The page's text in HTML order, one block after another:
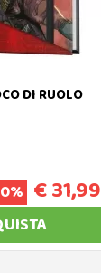
DI RUOLO
€ 31,99